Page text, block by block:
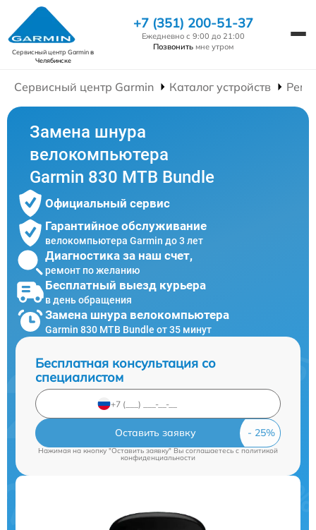
Сервисный центр Garminв
Челябинске
+7 (351) 200-51-37
Ежедневно с 9:00 до 21:00
Позвонить мне утром
Сервисный центр Garmin Каталог устройств
Замена шнура
велокомпьютера
Garmin 830 MTB Bundle
Официальный сервис
Гарантийное обслуживание
велокомпьютера Garmin до 3 лет
Диагностика за наш счет,
ремонт по желанию
Бесплатный выезд курьера
в день обращения
Замена шнура велокомпьютера
Garmin 830 MTB Bundle от 35 минут
Бесплатная консультация со
специалистом
Оставить заявку
Нажимая на кнопку "Оставить заявку" Вы соглашаетесь cполитикой
конфиденциальности